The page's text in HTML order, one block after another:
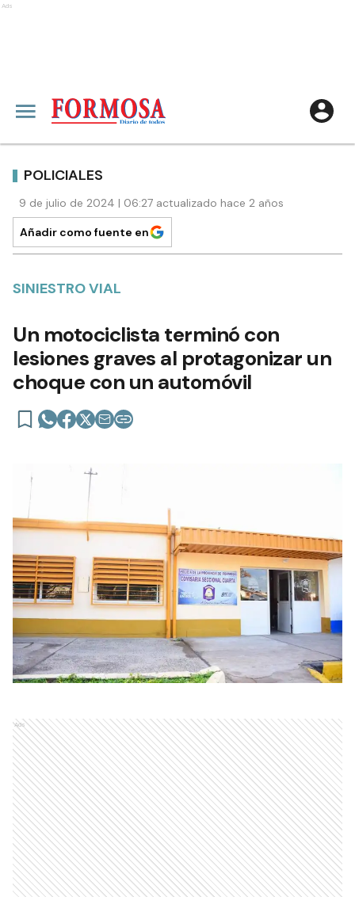
Ads
POLICIALES
9 de julio de 2024 | 06:27 actualizado hace 2 años
Añadir como fuente en
SINIESTRO VIAL
Un motociclista terminó con
lesiones graves al protagonizar un
choque con un automóvil
Ads